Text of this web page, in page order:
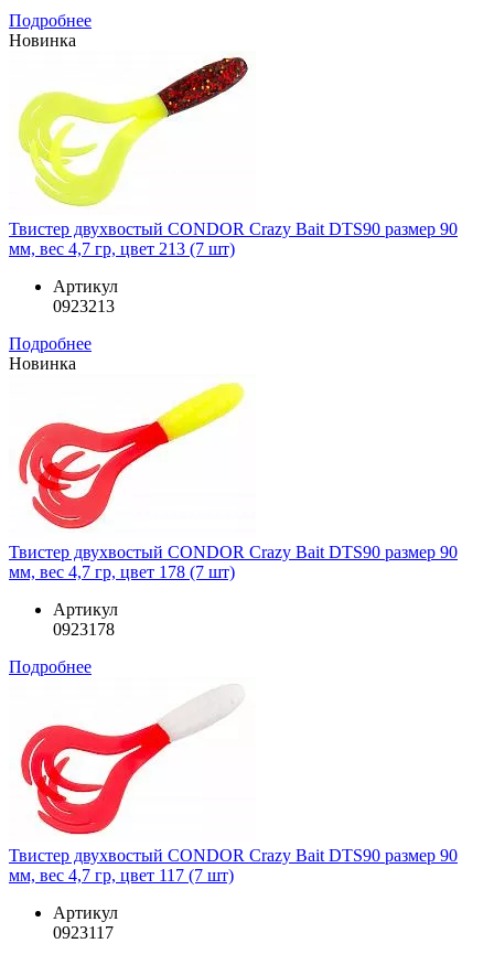
Подробнее
Новинка
Твистер двухвостый CONDOR Crazy Bait DTS90 размер 90
мм, вес 4,7 гр, цвет 213 (7 шт)
Артикул
0923213
Подробнее
Новинка
Твистер двухвостый CONDOR Crazy Bait DTS90 размер 90
мм, вес 4,7 гр, цвет 178 (7 шт)
Артикул
0923178
Подробнее
Твистер двухвостый CONDOR Crazy Bait DTS90 размер 90
мм, вес 4,7 гр, цвет 117 (7 шт)
Артикул
0923117